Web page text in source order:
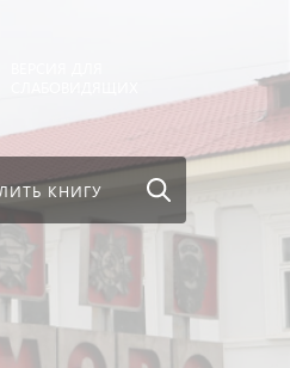
КНИГУ